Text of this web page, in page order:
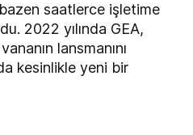
saatlerce işletime
2022 yılında GEA,
lansmanını
kesinlikle yeni bir